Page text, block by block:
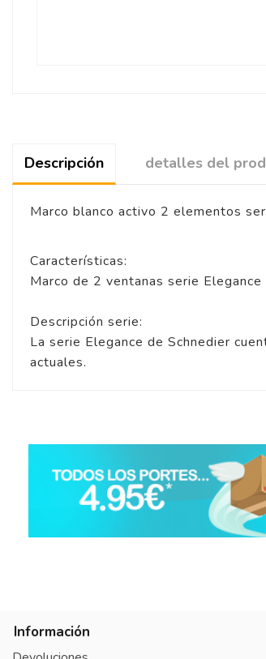
Descripción detalles del
Marco blanco activo 2 elementos
Características:
Marco de 2 ventanas serie Elegance
Descripción serie:
La serie Elegance de Schnedier
actuales.
Información